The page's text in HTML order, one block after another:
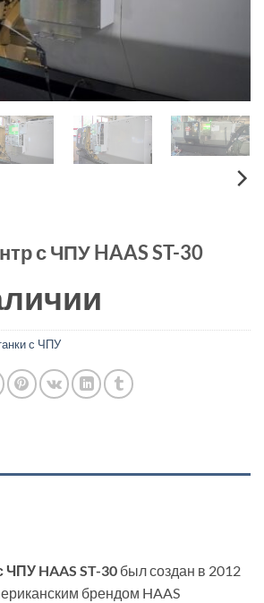
с ЧПУ HAAS ST-30
с ЧПУ
HAAS ST-30 был создан в 2012
брендом HAAS